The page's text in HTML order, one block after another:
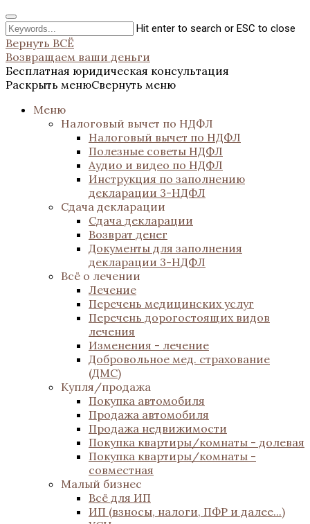
Hit enter to search or ESC to close
Вернуть ВСЁ
Возвращаем ваши деньги
Бесплатная юридическая консультация
Раскрыть менюСвернуть меню
Меню
Налоговый вычет по НДФЛ
Налоговый вычет по НДФЛ
Полезные советы НДФЛ
Аудио и видео по НДФЛ
Инструкция по заполнению
декларации 3-НДФЛ
Сдача декларации
Сдача декларации
Возврат денег
Документы для заполнения
декларации 3-НДФЛ
Всё о лечении
Лечение
Перечень медицинских услуг
Перечень дорогостоящих видов
лечения
Изменения - лечение
Добровольное мед. страхование
(ДМС)
Купля/продажа
Покупка автомобиля
Продажа автомобиля
Продажа недвижимости
Покупка квартиры/комнаты - долевая
Покупка квартиры/комнаты -
совместная
Малый бизнес
Всё для ИП
ИП (взносы, налоги, ПФР и далее...)